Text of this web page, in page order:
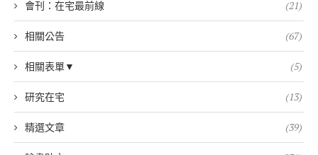
會刊：在宅最前線 (21)
相關公告 (67)
相關表單▼ (5)
研究在宅 (13)
精選文章 (39)